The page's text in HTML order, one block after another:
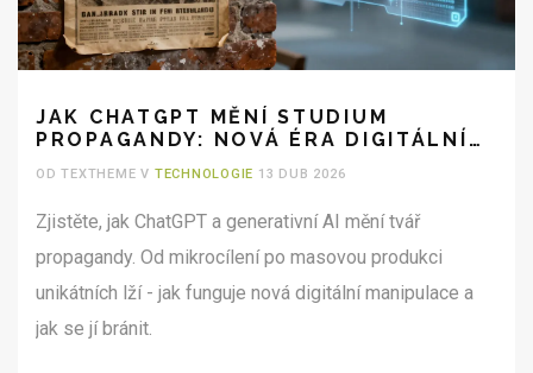
JAK CHATGPT MĚNÍ STUDIUM
PROPAGANDY: NOVÁ ÉRA DIGITÁLNÍ
OD TEXTHEME V TECHNOLOGIE 13 DUB 2026
Zjistěte, jak ChatGPT a generativní AI mění tvář
propagandy. Od mikrocílení po masovou produkci
unikátních lží - jak funguje nová digitální manipulace a
jak se jí bránit.